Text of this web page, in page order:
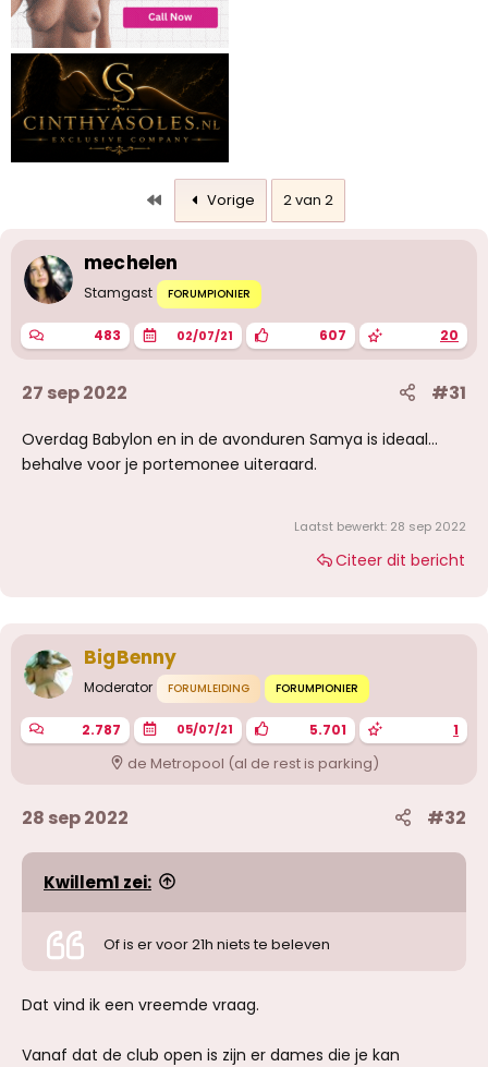
Eerste Vorige 2 van 2
mechelen
Stamgast FORUMPIONIER
483 02/07/21 607 20
27 sep 2022 #31
Overdag Babylon en in de avonduren Samya is ideaal...
behalve voor je portemonee uiteraard.
Laatst bewerkt: 28 sep 2022
Citeer dit bericht
BigBenny
Moderator FORUMLEIDING FORUMPIONIER
2.787 05/07/21 5.701 1
de Metropool (al de rest is parking)
28 sep 2022 #32
Kwillem1 zei:
Of is er voor 21h niets te beleven
Dat vind ik een vreemde vraag.
Vanaf dat de club open is zijn er dames die je kan